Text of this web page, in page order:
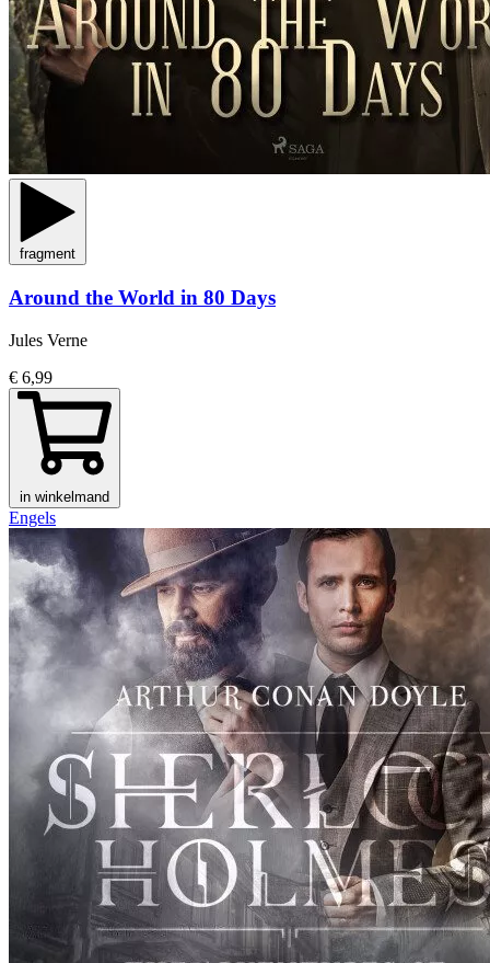
fragment
Around the World in 80 Days
Jules Verne
€ 6,99
in winkelmand
Engels